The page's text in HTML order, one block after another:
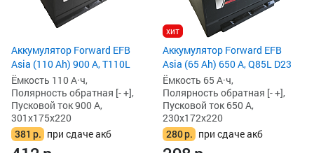
Аккумулятор Forward EFB
Asia (110 Ah) 900 А, T110L
Ёмкость 110 А·ч,
Полярность обратная [- +],
Пусковой ток 900 А,
301x175x220
381 р. при сдаче акб
хит
Аккумулятор Forward EFB
Asia (65 Ah) 650 А, Q85L D23
Ёмкость 65 А·ч,
Полярность обратная [- +],
Пусковой ток 650 А,
230x172x220
280р. при сдаче акб